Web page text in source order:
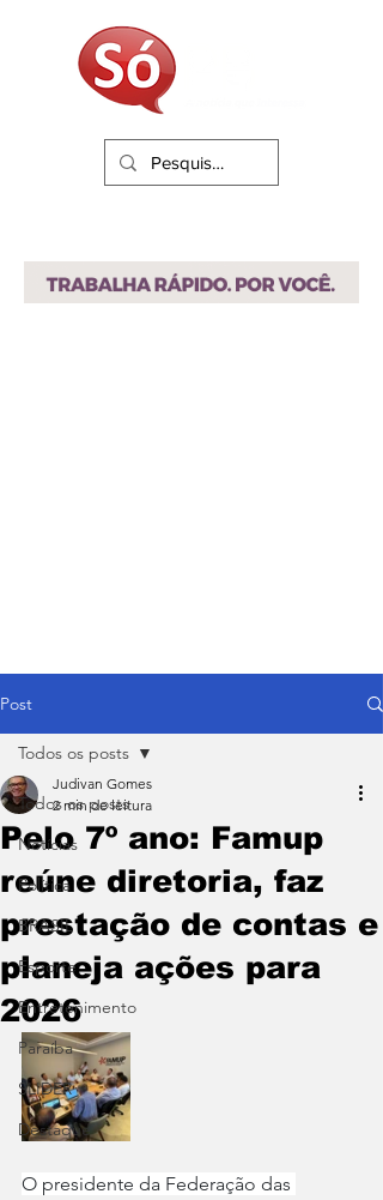
Post
Todos os posts
Notícias
Política
BRASIL
Esporte
Entretenimento
Paraíba
SLIDER
Destaque
Todos os posts
Pelo 7º ano: Famup
reúne diretoria, faz
prestação de contas e
planeja ações para
2026
Judivan Gomes
2 min de leitura
O presidente da Federação das